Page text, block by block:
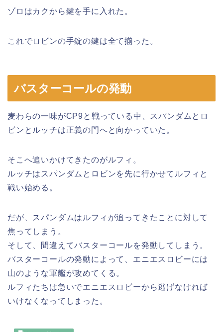
ゾロはカクから鍵を手に入れた。
これでロビンの手錠の鍵は全て揃った。
バスターコールの発動
麦わらの一味がCP9と戦っている中、スパンダムとロ
ビンとルッチは正義の門へと向かっていた。
そこへ追いかけてきたのがルフィ。
ルッチはスパンダムとロビンを先に行かせてルフィと
戦い始める。
だが、スパンダムはルフィが追ってきたことに対して
焦ってしまう。
そして、間違えてバスターコールを発動してしまう。
バスターコールの発動によって、エニエスロビーには
山のような軍艦が攻めてくる。
ルフィたちは急いでエニエスロビーから逃げなければ
いけなくなってしまった。